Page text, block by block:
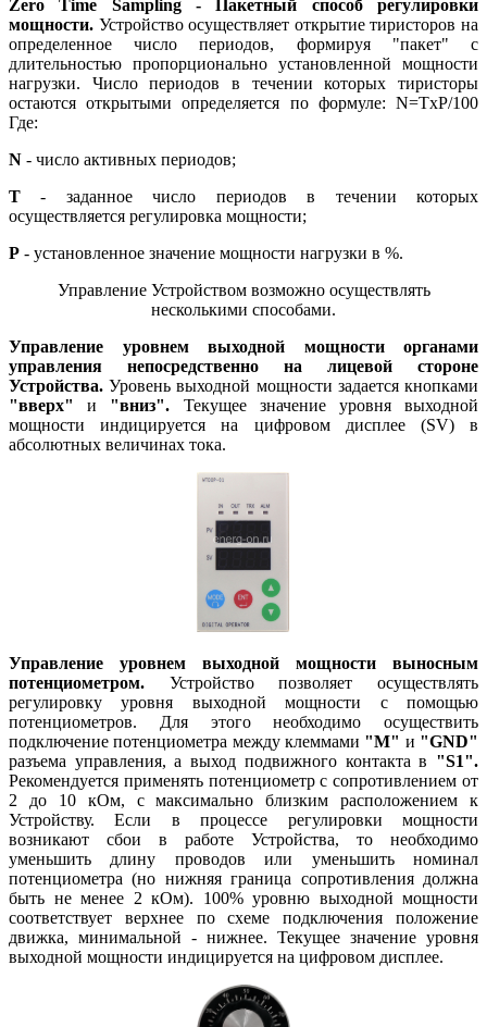
Zero Time Sampling - Пакетный способ регулировки
мощности. Устройство осуществляет открытие тиристоров на
определенное число периодов, формируя "пакет" с
длительностью пропорционально установленной мощности
нагрузки. Число периодов в течении которых тиристоры
остаются открытыми определяется по формуле: N=TxP/100
Где:
N - число активных периодов;
Т - заданное число периодов в течении которых
осуществляется регулировка мощности;
P - установленное значение мощности нагрузки в %.
Управление Устройством возможно осуществлять
несколькими способами.
Управление уровнем выходной мощности органами
управления непосредственно на лицевой стороне
Устройства. Уровень выходной мощности задается кнопками
"вверх"
и "вниз". Текущее значение уровня выходной
мощности индицируется на цифровом дисплее (SV) в
абсолютных величинах тока.
Управление уровнем выходной мощности выносным
потенциометром. Устройство позволяет осуществлять
регулировку уровня выходной мощности с помощью
потенциометров. Для этого необходимо осуществить
подключение потенциометра между клеммами "M" и "GND"
разъема управления, а выход подвижного контакта в "S1".
Рекомендуется применять потенциометр с сопротивлением от
2 до 10 кОм, с максимально близким расположением к
Устройству. Если в процессе регулировки мощности
возникают сбои в работе Устройства, то необходимо
уменьшить длину проводов или уменьшить номинал
потенциометра (но нижняя граница сопротивления должна
быть не менее 2 кОм). 100% уровню выходной мощности
соответствует верхнее по схеме подключения положение
движка, минимальной - нижнее. Текущее значение уровня
выходной мощности индицируется на цифровом дисплее.